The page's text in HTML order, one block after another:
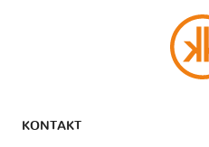
KONTAKT